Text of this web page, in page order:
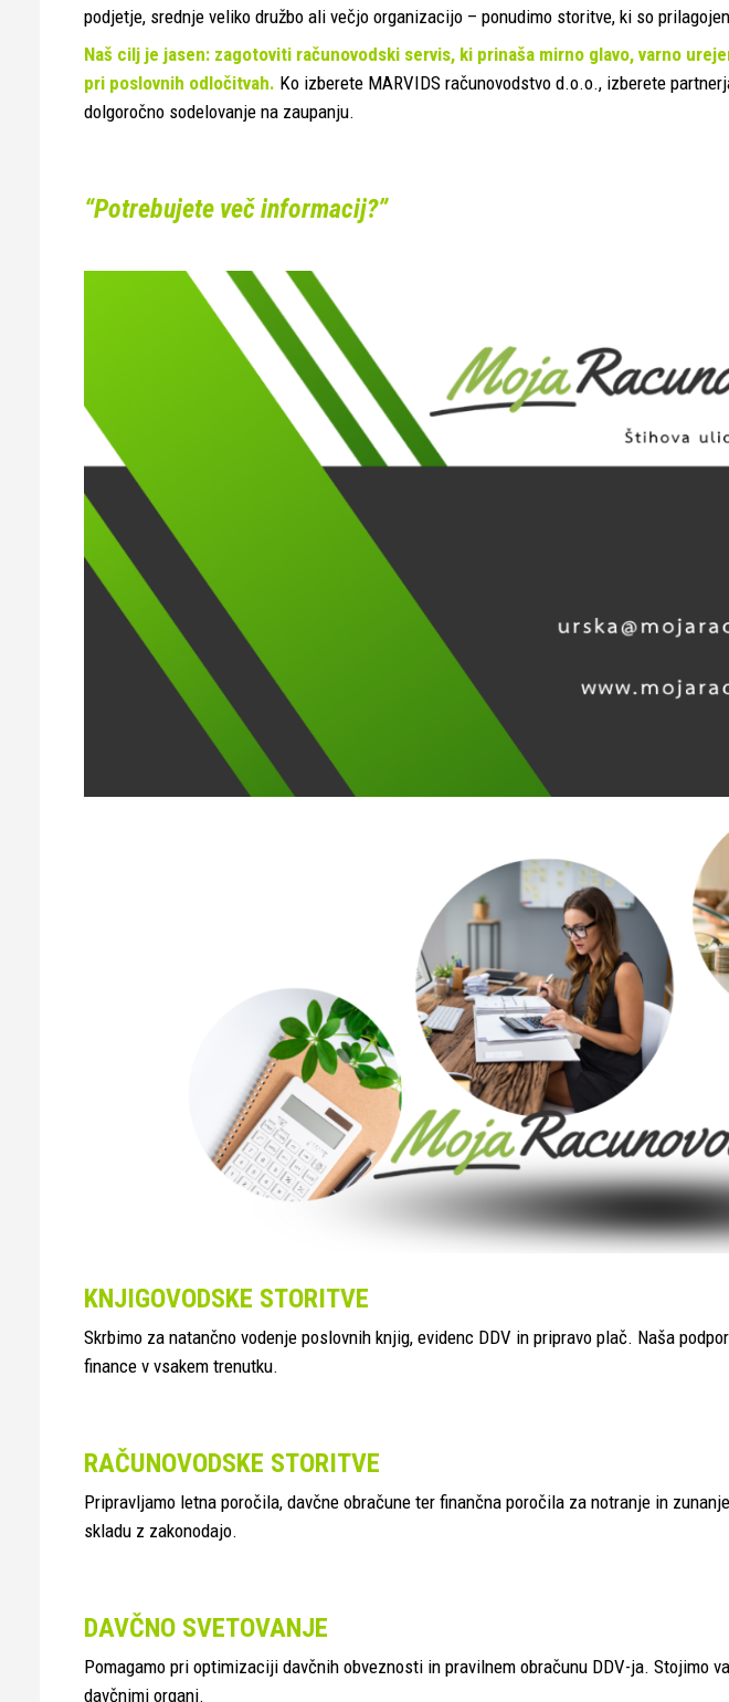
podjetje, srednje veliko družbo ali večjo organizacijo – ponudimo storitve, ki so
Naš cilj je jasen: zagotoviti računovodski servis, ki prinaša mirno glavo, varno
pri poslovnih odločitvah. Ko izberete MARVIDS računovodstvo d.o.o., izberete
dolgoročno sodelovanje na zaupanju.
“Potrebujete več informacij?”
KNJIGOVODSKE STORITVE
Skrbimo za natančno vodenje poslovnih knjig, evidenc DDV in pripravo plač. Naša
finance v vsakem trenutku.
RAČUNOVODSKE STORITVE
Pripravljamo letna poročila, davčne obračune ter finančna poročila za notranje in
skladu z zakonodajo.
DAVČNO SVETOVANJE
Pomagamo pri optimizaciji davčnih obveznosti in pravilnem obračunu DDV-ja. Stojimo
davčnimi organi.